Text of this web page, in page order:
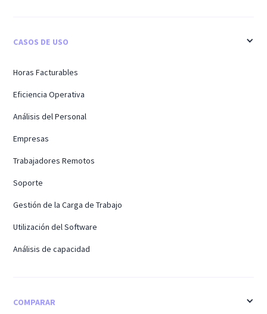
CASOS DE USO
Horas Facturables
Eficiencia Operativa
Análisis del Personal
Empresas
Trabajadores Remotos
Soporte
Gestión de la Carga de Trabajo
Utilización del Software
Análisis de capacidad
COMPARAR